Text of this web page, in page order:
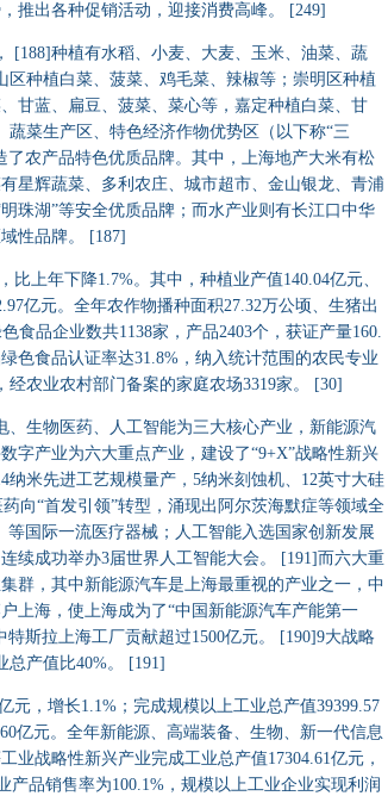
推出各种促销活动，迎接消费高峰。 [249]
种植有水稻、小麦、大麦、玉米、油菜、蔬
种植白菜、菠菜、鸡毛菜、辣椒等；崇明区种植
甘蓝、扁豆、菠菜、菜心等，嘉定种植白菜、甘
菜生产区、特色经济作物优势区（以下称“三
农产品特色优质品牌。其中，上海地产大米有松
星辉蔬菜、多利农庄、城市超市、金山银龙、青浦
珠湖”等安全优质品牌；而水产业则有长江口中华
性品牌。 [187]
上年下降1.7%。其中，种植业产值140.04亿元、
亿元。全年农作物播种面积27.32万公顷、生猪出
食品企业数共1138家，产品2403个，获证产量160.
色食品认证率达31.8%，纳入统计范围的农民专业
农业农村部门备案的家庭农场3319家。 [30]
生物医药、人工智能为三大核心产业，新能源汽
字产业为六大重点产业，建设了“9+X”战略性新兴
米先进工艺规模量产，5纳米刻蚀机、12英寸大硅
向“首发引领”转型，涌现出阿尔茨海默症等领域全
国际一流医疗器械；人工智能入选国家创新发展
续成功举办3届世界人工智能大会。 [191]而六大重
群，其中新能源汽车是上海最重视的产业之一，中
海，使上海成为了“中国新能源汽车产能第一
斯拉上海工厂贡献超过1500亿元。 [190]9大战略
总产值比40%。 [191]
，增长1.1%；完成规模以上工业总产值39399.57
亿元。全年新能源、高端装备、生物、新一代信息
战略性新兴产业完成工业总产值17304.61亿元，
品销售率为100.1%，规模以上工业企业实现利润